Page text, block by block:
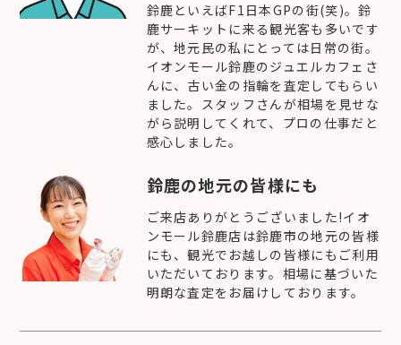
鈴鹿といえばF1日本GPの街(笑)。鈴
鹿サーキットに来る観光客も多いです
が、地元民の私にとっては日常の街。
イオンモール鈴鹿のジュエルカフェさ
んに、古い金の指輪を査定してもらい
ました。スタッフさんが相場を見せな
がら説明してくれて、プロの仕事だと
感心しました。
鈴鹿の地元の皆様にも
ご来店ありがとうございました!イオ
ンモール鈴鹿店は鈴鹿市の地元の皆様
にも、観光でお越しの皆様にもご利用
いただいております。相場に基づいた
明朗な査定をお届けしております。